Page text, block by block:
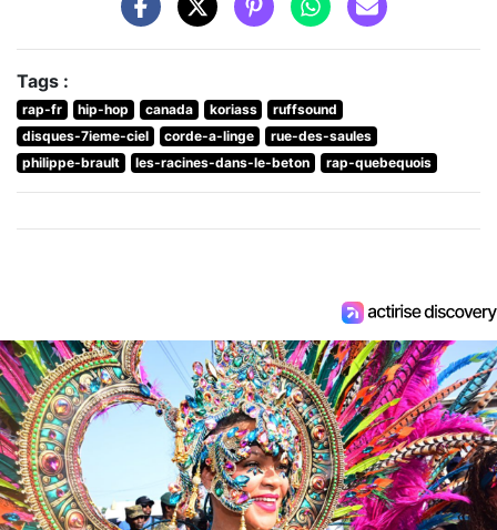
Tags :
rap-fr hip-hop canada koriass
ruffsound
disques-7ieme-ciel
corde-a-linge
rue-des-saules
philippe-brault
les-racines-dans-le-beton rap-quebequois